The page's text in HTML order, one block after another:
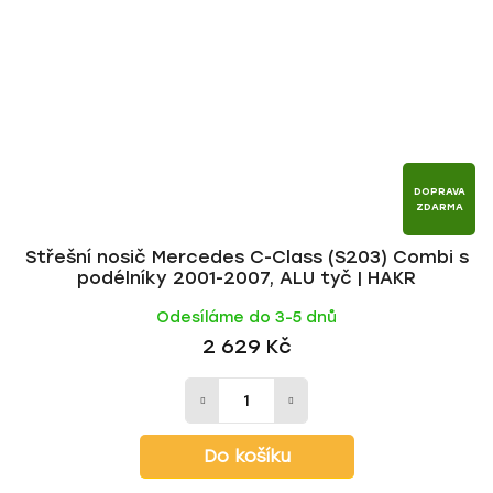
DOPRAVA
ZDARMA
Střešní nosič Mercedes C-Class (S203) Combi s
podélníky 2001-2007, ALU tyč | HAKR
Odesíláme do 3-5 dnů
2 629 Kč
Do košíku